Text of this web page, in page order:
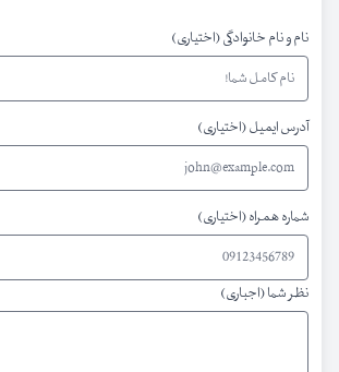
نام و نام خانوادگی (اختیاری)
آدرس ایمیل (اختیاری)
شماره همراه (اختیاری)
نظر شما (اجباری)